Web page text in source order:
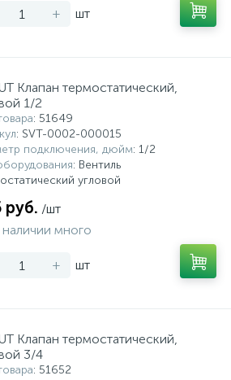
+ шт
Клапан термостатический,
1/2
: 51649
: SVT-0002-000015
подключения, дюйм: 1/2
: Вентиль
угловой
руб. /шт
наличии много
+ шт
Клапан термостатический,
3/4
: 51652